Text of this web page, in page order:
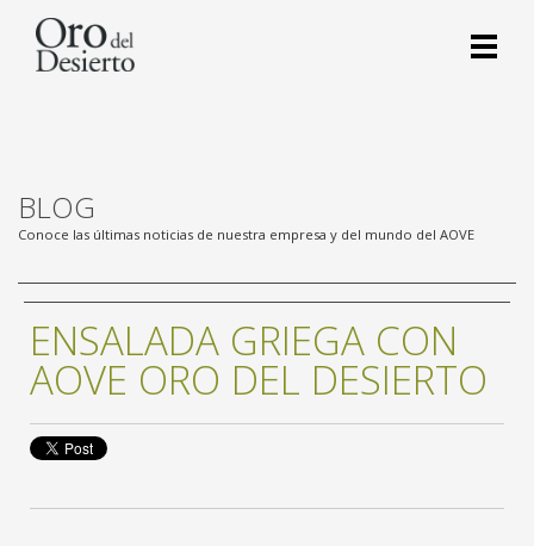
BLOG
Conoce las últimas noticias de nuestra empresa y del mundo del AOVE
ENSALADA GRIEGA CON
AOVE ORO DEL DESIERTO